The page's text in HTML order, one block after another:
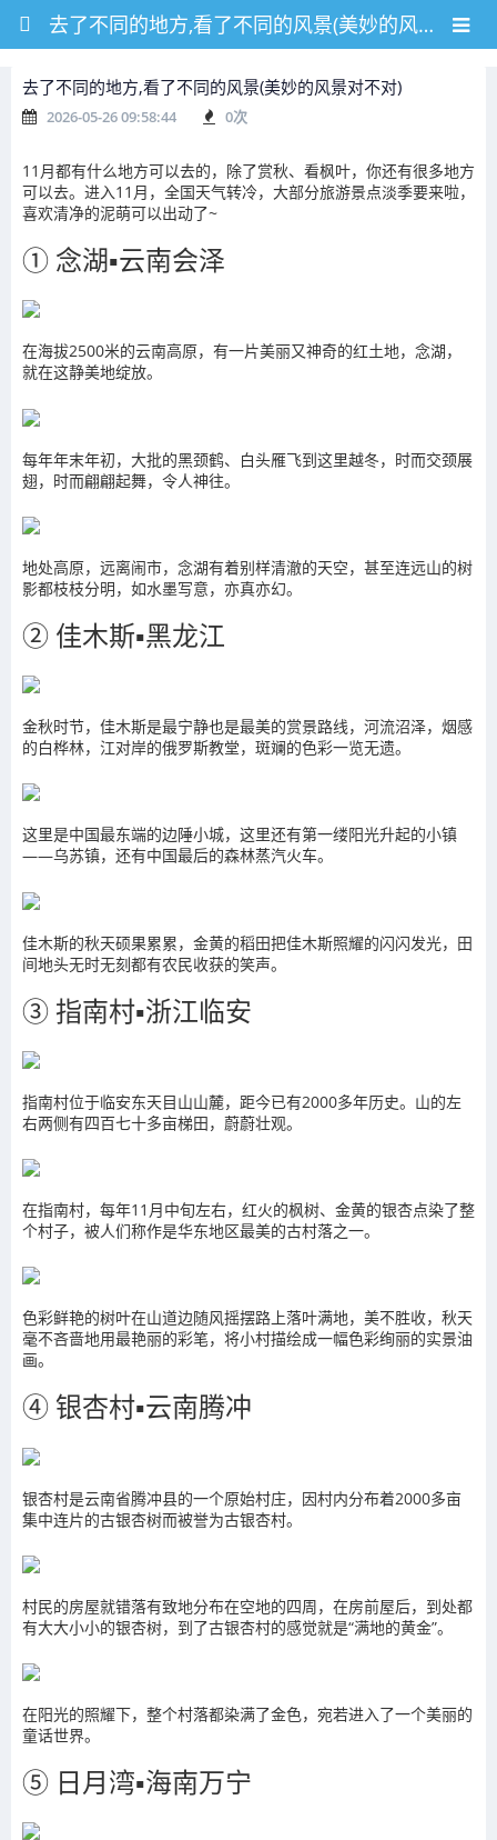
去了不同的地方,看了不同的风景(美妙的风景对不对)
去了不同的地方,看了不同的风景(美妙的风景对不对)
2026-05-26 09:58:44 0次
11月都有什么地方可以去的，除了赏秋、看枫叶，你还有很多地方
可以去。进入11月，全国天气转冷，大部分旅游景点淡季要来啦，
喜欢清净的泥萌可以出动了~
① 念湖▪云南会泽
在海拔2500米的云南高原，有一片美丽又神奇的红土地，念湖，
就在这静美地绽放。
每年年末年初，大批的黑颈鹤、白头雁飞到这里越冬，时而交颈展
翅，时而翩翩起舞，令人神往。
地处高原，远离闹市，念湖有着别样清澈的天空，甚至连远山的树
影都枝枝分明，如水墨写意，亦真亦幻。
② 佳木斯▪黑龙江
金秋时节，佳木斯是最宁静也是最美的赏景路线，河流沼泽，烟感
的白桦林，江对岸的俄罗斯教堂，斑斓的色彩一览无遗。
这里是中国最东端的边陲小城，这里还有第一缕阳光升起的小镇
——乌苏镇，还有中国最后的森林蒸汽火车。
佳木斯的秋天硕果累累，金黄的稻田把佳木斯照耀的闪闪发光，田
间地头无时无刻都有农民收获的笑声。
③ 指南村▪浙江临安
指南村位于临安东天目山山麓，距今已有2000多年历史。山的左
右两侧有四百七十多亩梯田，蔚蔚壮观。
在指南村，每年11月中旬左右，红火的枫树、金黄的银杏点染了整
个村子，被人们称作是华东地区最美的古村落之一。
色彩鲜艳的树叶在山道边随风摇摆路上落叶满地，美不胜收，秋天
毫不吝啬地用最艳丽的彩笔，将小村描绘成一幅色彩绚丽的实景油
画。
④ 银杏村▪云南腾冲
银杏村是云南省腾冲县的一个原始村庄，因村内分布着2000多亩
集中连片的古银杏树而被誉为古银杏村。
村民的房屋就错落有致地分布在空地的四周，在房前屋后，到处都
有大大小小的银杏树，到了古银杏村的感觉就是“满地的黄金”。
在阳光的照耀下，整个村落都染满了金色，宛若进入了一个美丽的
童话世界。
⑤ 日月湾▪海南万宁